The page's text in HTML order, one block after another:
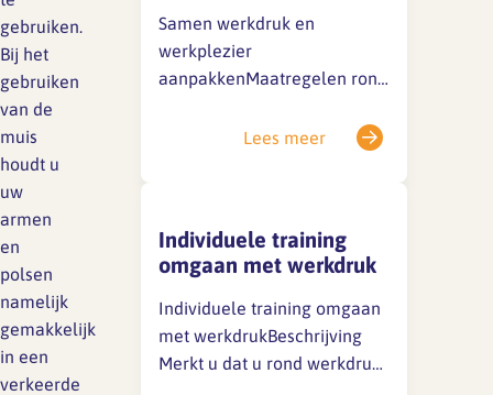
gebruiken.
Bij het
gebruiken
van de
muis
houdt u
uw
armen
en
polsen
namelijk
gemakkelijk
in een
verkeerde
leidinggevenden.Normen De
werkgever moet beleid
voeren om de…
Samen werkdruk en
werkplezier
aanpakkenMaatregelen rond
is daarom zinvol om deze
elkaar zit en wat bij hen kan
werken. Door over de
maatregelen na te denken
krijgen medewerkers
bovendien (weer) invloed
Lees meer
Individuele training
omgaan met werkdruk
Individuele training omgaan
met werkdrukBeschrijving
Merkt u dat u rond werkdruk